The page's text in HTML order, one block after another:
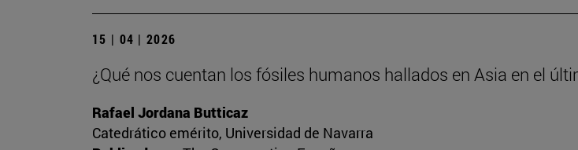
15 | 04 | 2026
¿Qué nos cuentan los fósiles humanos hallados en Asia en el
Rafael Jordana Butticaz
Catedrático emérito, Universidad de Navarra